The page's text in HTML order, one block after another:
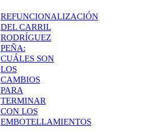
REFUNCIONALIZACIÓN
DEL CARRIL
RODRÍGUEZ
PEÑA:
CUÁLES SON
LOS
CAMBIOS
PARA
TERMINAR
CON LOS
EMBOTELLAMIENTOS